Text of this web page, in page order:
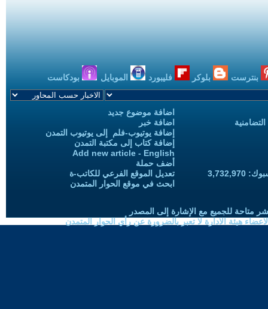
بنترست بلوكر فليبورد الموبايل بودكاست
اضافة موضوع جديد
اضافة خبر
إضافة يوتيوب-فلم إلى يوتيوب التمدن
إضافة كتاب إلى مكتبة التمدن
Add new article - English
أضف حملة
تعديل الموقع الفرعي للكاتب-ة
ابحث في موقع الحوار المتمدن
متاحة للجميع مع الإشارة إلى المصدر
هيئة الادارة لا تعبر بالضرورة عن رأي الحوار المتمدن